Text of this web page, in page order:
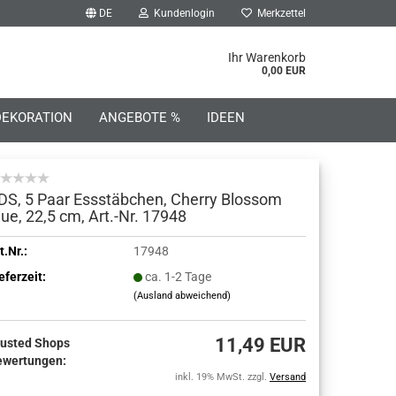
DE Kundenlogin
erstellen
vergessen?
Merkzettel
Ihr Warenkorb
0,00 EUR
ANGEBOTE % IDEEN
5 Paar Essstäbchen, Cherry Blossom
22,5 cm, Art.-Nr. 17948
17948
ca. 1-2 Tage
(Ausland abweichend)
Shops
11,49 EUR
inkl. 19% MwSt. zzgl. Versand